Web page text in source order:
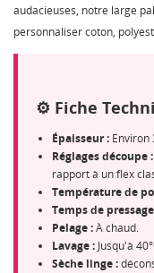
audacieuses, notre large
personnaliser coton,
⚙️ Fiche
Épaisseur :
Réglages découpe :
rapport à un flex
Température de
Temps de
Pelage :À chaud.
Lavage : Jusqu'à
Sèche linge :